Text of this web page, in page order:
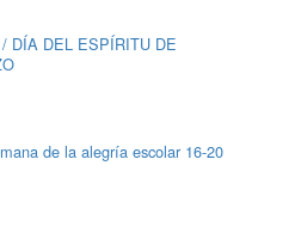
DÍA DEL ESPÍRITU DE
de la alegría escolar 16-20